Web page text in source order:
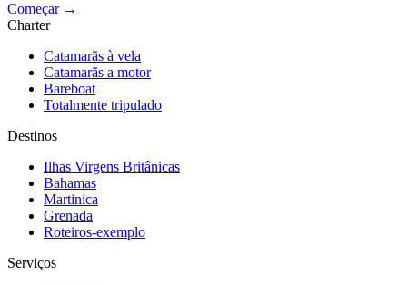
Começar →
Charter
Catamarãs à vela
Catamarãs a motor
Bareboat
Totalmente tripulado
Destinos
Ilhas Virgens Britânicas
Bahamas
Martinica
Grenada
Roteiros-exemplo
Serviços